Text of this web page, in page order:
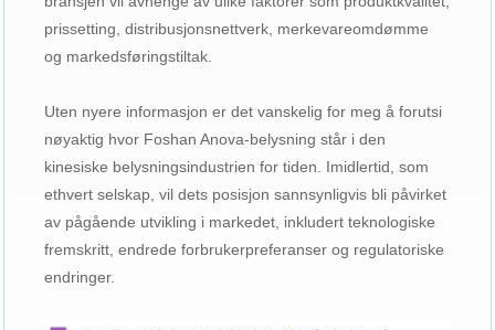
prissetting, distribusjonsnettverk, merkevareomdømme
og markedsføringstiltak.
Uten nyere informasjon er det vanskelig for meg å forutsi
nøyaktig hvor Foshan Anova-belysning står i den
kinesiske belysningsindustrien for tiden. Imidlertid, som
ethvert selskap, vil dets posisjon sannsynligvis bli påvirket
av pågående utvikling i markedet, inkludert teknologiske
fremskritt, endrede forbrukerpreferanser og regulatoriske
endringer.